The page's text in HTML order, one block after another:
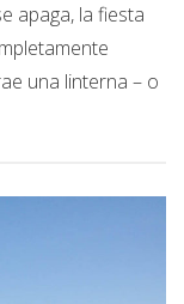
apaga, la fiesta
una linterna – o